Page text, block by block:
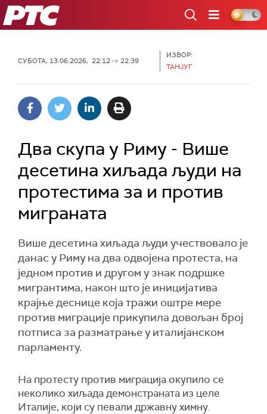
РТС
СУБОТА, 13.06.2026, 22:12 -> 22:39
ИЗВОР:
ТАНЈУГ
Два скупа у Риму - Више
десетина хиљада људи на
протестима за и против
миграната
Више десетина хиљада људи учествовало је
данас у Риму на два одвојена протеста, на
једном против и другом у знак подршке
мигрантима, након што је иницијатива
крајње деснице која тражи оштре мере
против миграције прикупила довољан број
потписа за разматрање у италијанском
парламенту.
На протесту против миграција окупило се
неколико хиљада демонстраната из целе
Италије, који су певали државну химну.